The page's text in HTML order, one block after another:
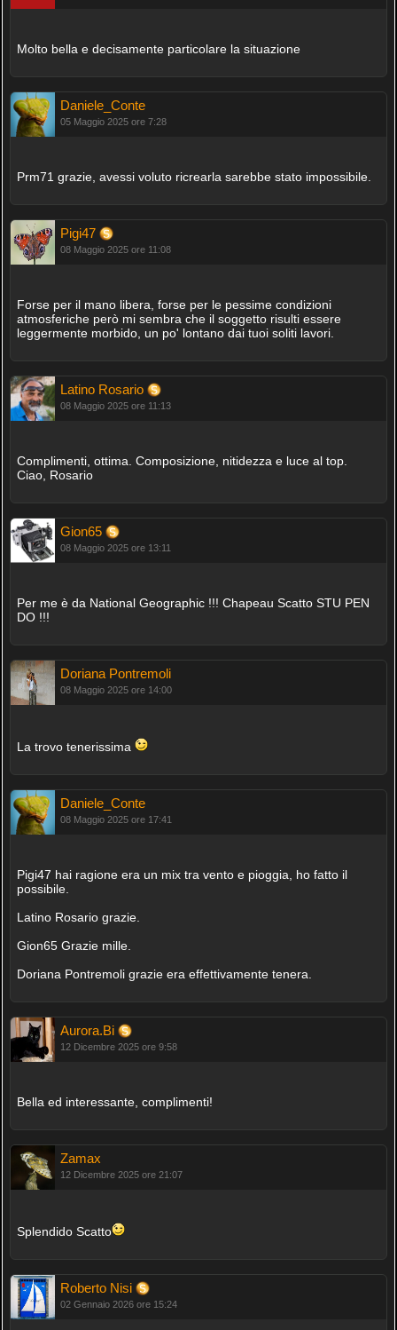
Molto bella e decisamente particolare la situazione
Daniele_Conte
05 Maggio 2025 ore 7:28
Prm71 grazie, avessi voluto ricrearla sarebbe stato impossibile.
Pigi47
08 Maggio 2025 ore 11:08
Forse per il mano libera, forse per le pessime condizioni
atmosferiche però mi sembra che il soggetto risulti essere
leggermente morbido, un po' lontano dai tuoi soliti lavori.
Latino Rosario
08 Maggio 2025 ore 11:13
Complimenti, ottima. Composizione, nitidezza e luce al top.
Ciao, Rosario
Gion65
08 Maggio 2025 ore 13:11
Per me è da National Geographic !!! Chapeau Scatto STU PEN
DO !!!
Doriana Pontremoli
08 Maggio 2025 ore 14:00
La trovo tenerissima
Daniele_Conte
08 Maggio 2025 ore 17:41
Pigi47 hai ragione era un mix tra vento e pioggia, ho fatto il
possibile.
Latino Rosario grazie.
Gion65 Grazie mille.
Doriana Pontremoli grazie era effettivamente tenera.
Aurora.Bi
12 Dicembre 2025 ore 9:58
Bella ed interessante, complimenti!
Zamax
12 Dicembre 2025 ore 21:07
Splendido Scatto
Roberto Nisi
02 Gennaio 2026 ore 15:24